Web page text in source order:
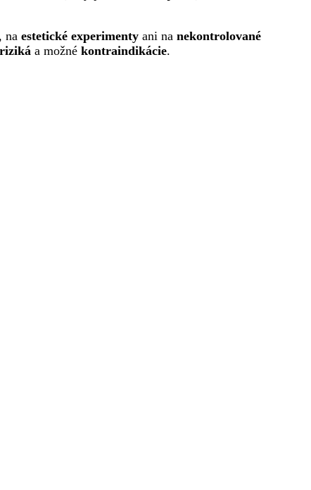
, na estetické experimenty ani na nekontrolované
riziká a možné kontraindikácie.